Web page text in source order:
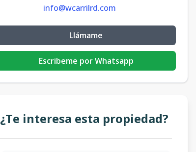
info@wcarrilrd.com
Llámame
Escribeme por Whatsapp
¿Te interesa esta propiedad?